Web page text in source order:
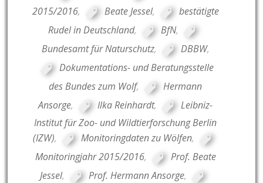
2015/2016, Beate Jessel,
bestätigte
Rudel in Deutschland, BfN,
Bundesamt für Naturschutz, DBBW,
Dokumentations- und Beratungsstelle
des Bundes zum Wolf,
Hermann
Ansorge, Ilka Reinhardt,
Leibniz-
Institut für Zoo- und Wildtierforschung Berlin
(IZW), Monitoringdaten zu Wölfen,
Monitoringjahr 2015/2016,
Prof. Beate
Jessel, Prof. Hermann Ansorge,